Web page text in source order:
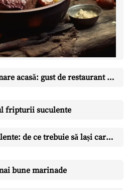
Grătar indirect și afumare acasă: gust de restaurant în curtea ta
Secretul fripturii suculente: de ce trebuie să lași carnea să se odihnească